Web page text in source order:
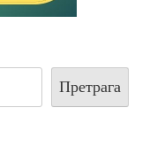
Претрага